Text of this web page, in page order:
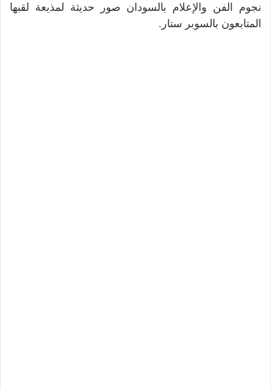
نجوم الفن والإعلام بالسودان صور حديثة لمذيعة لقبها
المتابعون بالسوبر ستار.